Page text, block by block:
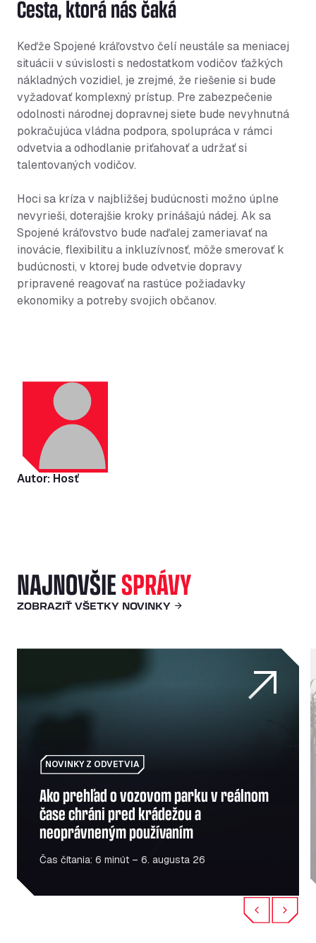
Cesta, ktorá nás čaká
Keďže Spojené kráľovstvo čelí neustále sa meniacej
situácii v súvislosti s nedostatkom vodičov ťažkých
nákladných vozidiel, je zrejmé, že riešenie si bude
vyžadovať komplexný prístup. Pre zabezpečenie
odolnosti národnej dopravnej siete bude nevyhnutná
pokračujúca vládna podpora, spolupráca v rámci
odvetvia a odhodlanie priťahovať a udržať si
talentovaných vodičov.
Hoci sa kríza v najbližšej budúcnosti možno úplne
nevyrieši, doterajšie kroky prinášajú nádej. Ak sa
Spojené kráľovstvo bude naďalej zameriavať na
inovácie, flexibilitu a inkluzívnosť, môže smerovať k
budúcnosti, v ktorej bude odvetvie dopravy
pripravené reagovať na rastúce požiadavky
ekonomiky a potreby svojich občanov.
Autor: Hosť
NAJNOVŠIESPRÁVY
ZOBRAZIŤ VŠETKY NOVINKY
Ako prehľad o vozovom parku v reálnom čase chráni
NOVINKY Z ODVETVIA
Ako prehľad o vozovom parku v reálnom
čase chráni pred krádežou a
neoprávneným používaním
Čas čítania: 6 minút – 6. augusta 26
Previous
Next